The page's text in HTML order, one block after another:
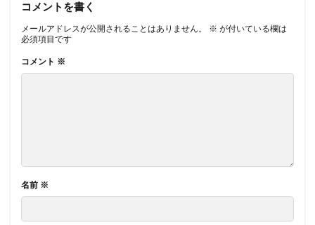
コメントを書く
メールアドレスが公開されることはありません。 ※ が付いている欄は
必須項目です
コメント ※
名前 ※